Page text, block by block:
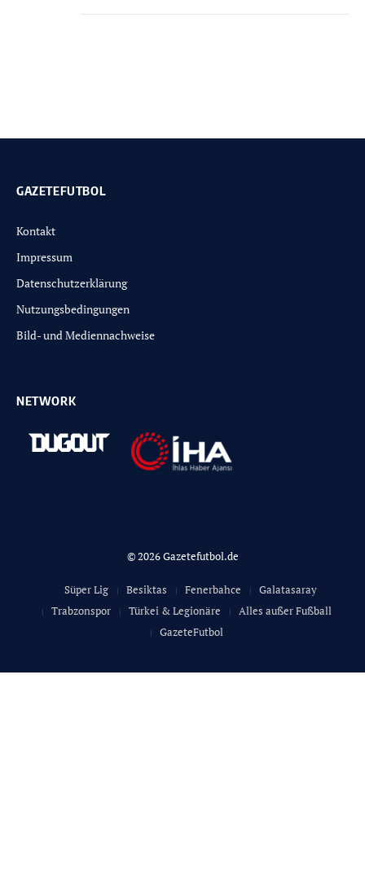
GAZETEFUTBOL
Kontakt
Impressum
Datenschutzerklärung
Nutzungsbedingungen
Bild- und Mediennachweise
NETWORK
© 2026 Gazetefutbol.de
Süper Lig Besiktas Fenerbahce
Galatasaray
Trabzonspor
Türkei & Legionäre
Alles außer Fußball
GazeteFutbol